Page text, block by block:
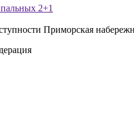
2+1
Приморская